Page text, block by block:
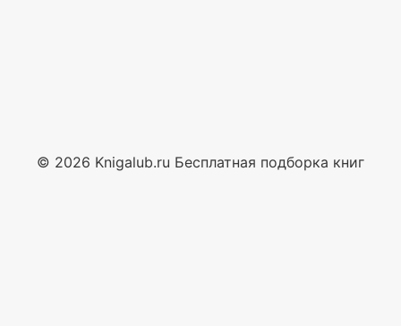
© 2026 Knigalub.ru Бесплатная подборка книг